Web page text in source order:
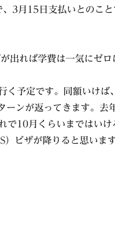
3月15日支払いとのこと
出れば学費は一気にゼ
く予定です。同額いけば
ーンが返ってきます。去
で10月くらいまではい
）ビザが降りると思いま